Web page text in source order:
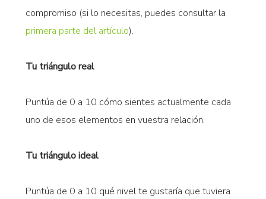
compromiso (si lo necesitas, puedes consultar la
primera parte del artículo).
Tu triángulo real
Puntúa de 0 a 10 cómo sientes actualmente cada
uno de esos elementos en vuestra relación.
Tu triángulo ideal
Puntúa de 0 a 10 qué nivel te gustaría que tuviera